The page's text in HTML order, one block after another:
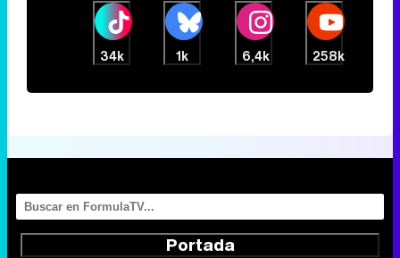
34k 1k 6,4k 258k
Portada